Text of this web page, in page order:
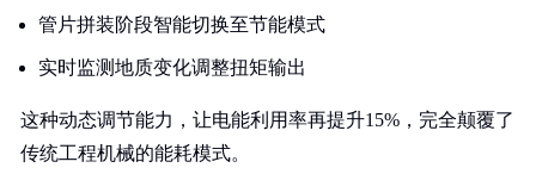
管片拼装阶段智能切换至节能模式
实时监测地质变化调整扭矩输出
这种动态调节能力，让电能利用率再提升15%，完全颠覆了
传统工程机械的能耗模式。